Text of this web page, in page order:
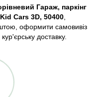
Гараж, паркінг
Cars 3D, 50400
оформити самовивіз
доставку.